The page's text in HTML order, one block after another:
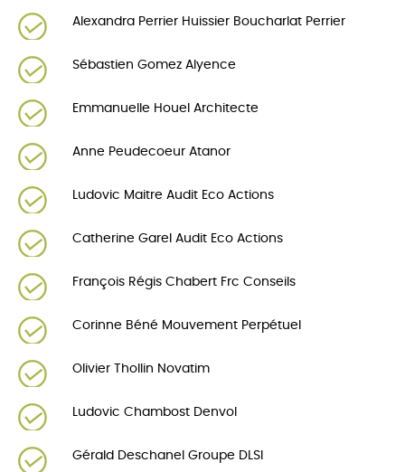
Alexandra Perrier Huissier Boucharlat Perrier
Sébastien Gomez Alyence
Emmanuelle Houel Architecte
Anne Peudecoeur Atanor
Ludovic Maitre Audit Eco Actions
Catherine Garel Audit Eco Actions
François Régis Chabert Frc Conseils
Corinne Béné Mouvement Perpétuel
Olivier Thollin Novatim
Ludovic Chambost Denvol
Gérald Deschanel Groupe DLSI